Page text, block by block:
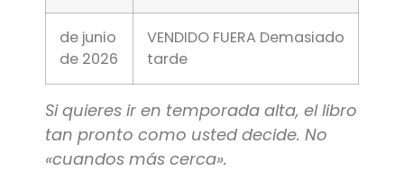
de junio
de 2026
VENDIDO FUERA Demasiado
tarde
Si quieres ir en temporada alta, el libro
tan pronto como usted decide. No
«cuandos más cerca».